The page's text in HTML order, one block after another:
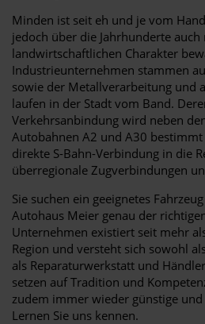
Minden ist seit eh und je vom
jedoch über die Jahrhunderte auch
landwirtschaftlichen Charakter
Industrieunternehmen stammen
sowie der Metallverarbeitung und
laufen in der Stadt vom Band.
Verkehrsanbindung wird neben
Autobahnen A2 und A30
direkte S-Bahn-Verbindung in die
überregionale Zugverbindungen
Sie suchen ein geeignetes
Autohaus Meier genau der
Unternehmen existiert seit mehr
Region und versteht sich sowohl
als Reparaturwerkstatt und
setzen auf Tradition und
zudem immer wieder günstige
Lernen Sie uns kennen.